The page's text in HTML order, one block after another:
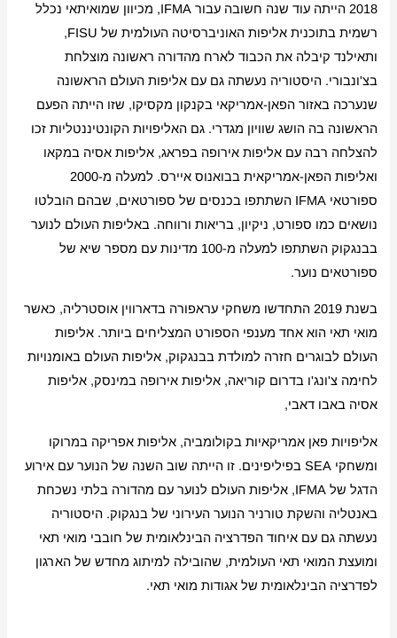
2018 הייתה עוד שנה חשובה עבור IFMA, מכיוון שמואיתאי נכלל
רשמית בתוכנית אליפות האוניברסיטה העולמית של FISU,
ותאילנד קיבלה את הכבוד לארח מהדורה ראשונה מוצלחת
בצ'ונבורי. היסטוריה נעשתה גם עם אליפות העולם הראשונה
שנערכה באזור הפאן-אמריקאי בקנקון מקסיקו, שזו הייתה הפעם
הראשונה בה הושג שוויון מגדרי. גם האליפויות הקונטיננטליות זכו
להצלחה רבה עם אליפות אירופה בפראג, אליפות אסיה במקאו
ואליפות הפאן-אמריקאית בבואנוס איירס. למעלה מ-2000
ספורטאי IFMA השתתפו בכנסים של ספורטאים, שבהם הובלטו
נושאים כמו ספורט, ניקיון, בריאות ורווחה. באליפות העולם לנוער
בבנגקוק השתתפו למעלה מ-100 מדינות עם מספר שיא של
ספורטאים נוער.
בשנת 2019 התחדשו משחקי עראפורה בדארווין אוסטרליה, כאשר
מואי תאי הוא אחד מענפי הספורט המצליחים ביותר. אליפות
העולם לבוגרים חזרה למולדת בבנגקוק, אליפות העולם באומנויות
לחימה צ'ונג'ו בדרום קוריאה, אליפות אירופה במינסק, אליפות
אסיה באבו דאבי,
אליפויות פאן אמריקאיות בקולומביה, אליפות אפריקה במרוקו
ומשחקי SEA בפיליפינים. זו הייתה שוב השנה של הנוער עם אירוע
הדגל של IFMA, אליפות העולם לנוער עם מהדורה בלתי נשכחת
באנטליה והשקת טורניר הנוער העירוני של בנגקוק. היסטוריה
נעשתה גם עם איחוד הפדרציה הבינלאומית של חובבי מואי תאי
ומועצת המואי תאי העולמית, שהובילה למיתוג מחדש של הארגון
לפדרציה הבינלאומית של אגודות מואי תאי.